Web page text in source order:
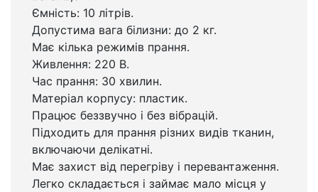
Ємність: 10 літрів.
Допустима вага білизни: до 2 кг.
Має кілька режимів прання.
Живлення: 220 В.
Час прання: 30 хвилин.
Матеріал корпусу: пластик.
Працює беззвучно і без вібрацій.
Підходить для прання різних видів тканин,
включаючи делікатні.
Має захист від перегріву і перевантаження.
Легко складається і займає мало місця у